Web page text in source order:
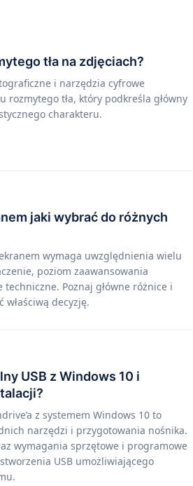
tła na zdjęciach?
i narzędzia cyfrowe
rozmytego tła, który podkreśla główny
charakteru.
jaki wybrać do różnych
wymaga uwzględnienia wielu
poziom zaawansowania
Poznaj główne różnice i
decyzję.
USB z Windows 10 i
z systemem Windows 10 to
narzędzi i przygotowania nośnika.
wymagania sprzętowe i programowe
USB umożliwiającego